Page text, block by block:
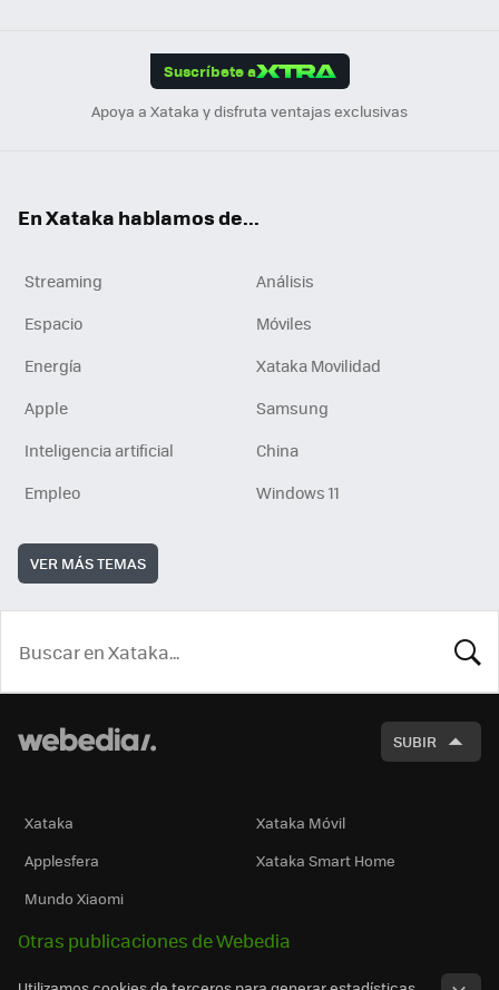
Suscríbete a
Apoya a Xataka y disfruta ventajas exclusivas
En Xataka hablamos de...
Streaming
Análisis
Espacio
Móviles
Energía
Xataka Movilidad
Apple
Samsung
Inteligencia artificial
China
Empleo
Windows 11
VER MÁS TEMAS
SUBIR
Xataka
Xataka Móvil
Applesfera
Xataka Smart Home
Mundo Xiaomi
Otras publicaciones de Webedia